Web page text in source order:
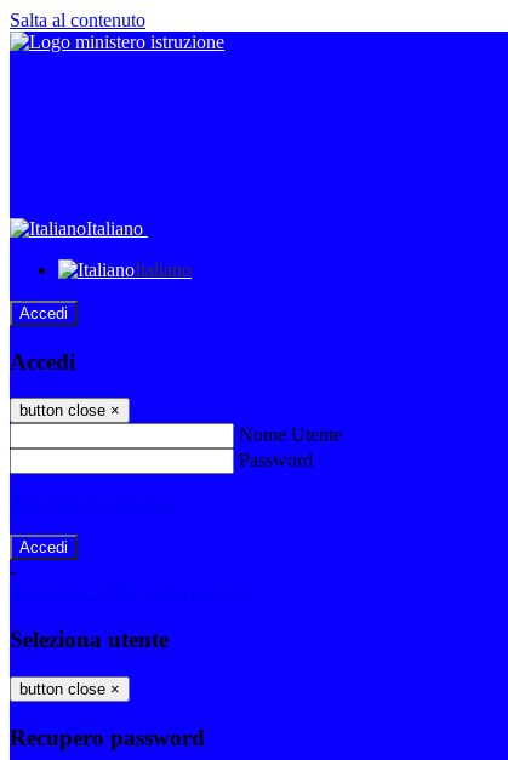
Salta al contenuto
Italiano
Italiano
Accedi
Accedi
button close ×
Nome Utente
Password
-
Seleziona utente
button close ×
Recupero password